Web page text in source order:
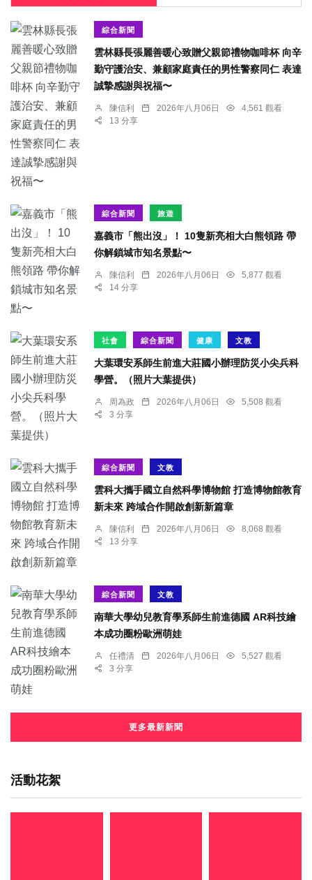
綜合新聞
雲林縣長張麗善暖心致贈父親節禮物咖啡杯 向辛
勤守護治安、兼顧家庭責任的男性警察同仁 表達
誠摯感謝與祝福〜
陳信利 2026年八月06日
4,561 觀看
13 分享
綜合新聞 旅遊
嘉義市「熊出沒」！ 10隻新亮相大白熊領路 帶
你解鎖城市知名景點〜
陳信利 2026年八月06日
5,877 觀看
14 分享
社會 綜合新聞 健康 文教
大葉環安系師生前進大莊國小辦理防災小尖兵科
學營。（照片大葉提供）
周為政 2026年八月06日
5,508 觀看
3 分享
綜合新聞 文教
雲科大攜手國立自然科學博物館 打造博物館教育
新未來 跨域合作開啟創新新篇章
陳信利 2026年八月06日
8,068 觀看
13 分享
綜合新聞 文教
南華大學幼兒教育學系師生前進德國 AR科技繪
本成功圈粉歐洲萌娃
任禮清 2026年八月06日
5,527 觀看
3 分享
更多最新新聞
活動花絮